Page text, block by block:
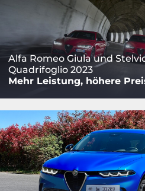
Alfa Romeo Giula und
Quadrifoglio 2023
Mehr Leistung, höhere